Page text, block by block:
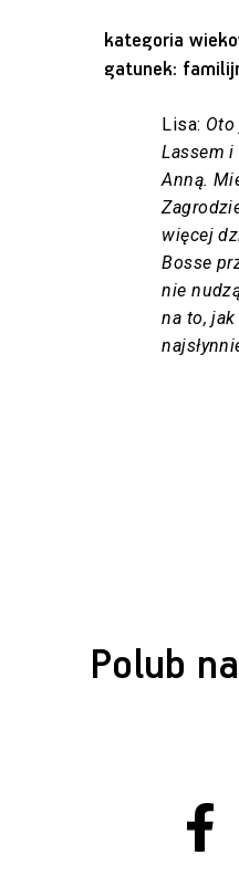
kategoria
gatunek:
Lisa:
Lassem
Anną.
więcej
Bosse
nie
na to,
Polub